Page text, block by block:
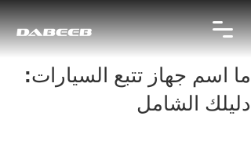
ما اسم جهاز تتبع السيارات:
دليلك الشامل